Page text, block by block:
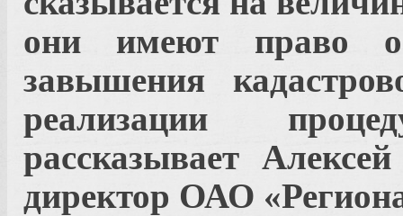
они имеют право
завышения
реализации
рассказывает
директор ОАО